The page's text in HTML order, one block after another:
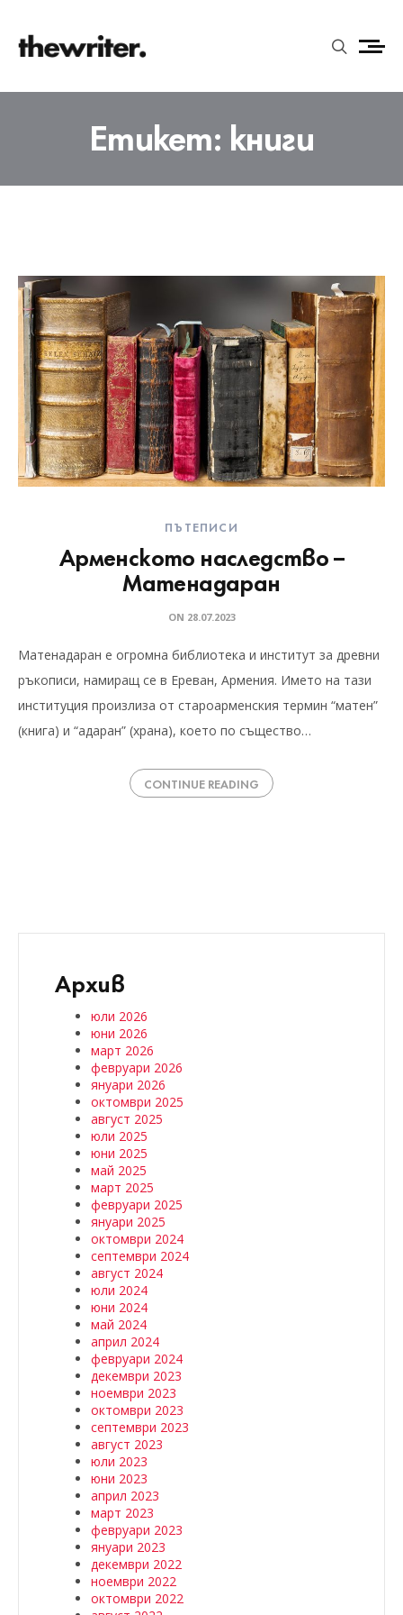
Етикет: книги
ПЪТЕПИСИ
Арменското наследство –
Матенадаран
ON 28.07.2023
Матенадаран е огромна библиотека и институт за древни
ръкописи, намиращ се в Ереван, Армения. Името на тази
институция произлиза от староарменския термин “матен”
(книга) и “адаран” (храна), което по същество…
CONTINUE READING
Архив
юли 2026
юни 2026
март 2026
февруари 2026
януари 2026
октомври 2025
август 2025
юли 2025
юни 2025
май 2025
март 2025
февруари 2025
януари 2025
октомври 2024
септември 2024
август 2024
юли 2024
юни 2024
май 2024
април 2024
февруари 2024
декември 2023
ноември 2023
октомври 2023
септември 2023
август 2023
юли 2023
юни 2023
април 2023
март 2023
февруари 2023
януари 2023
декември 2022
ноември 2022
октомври 2022